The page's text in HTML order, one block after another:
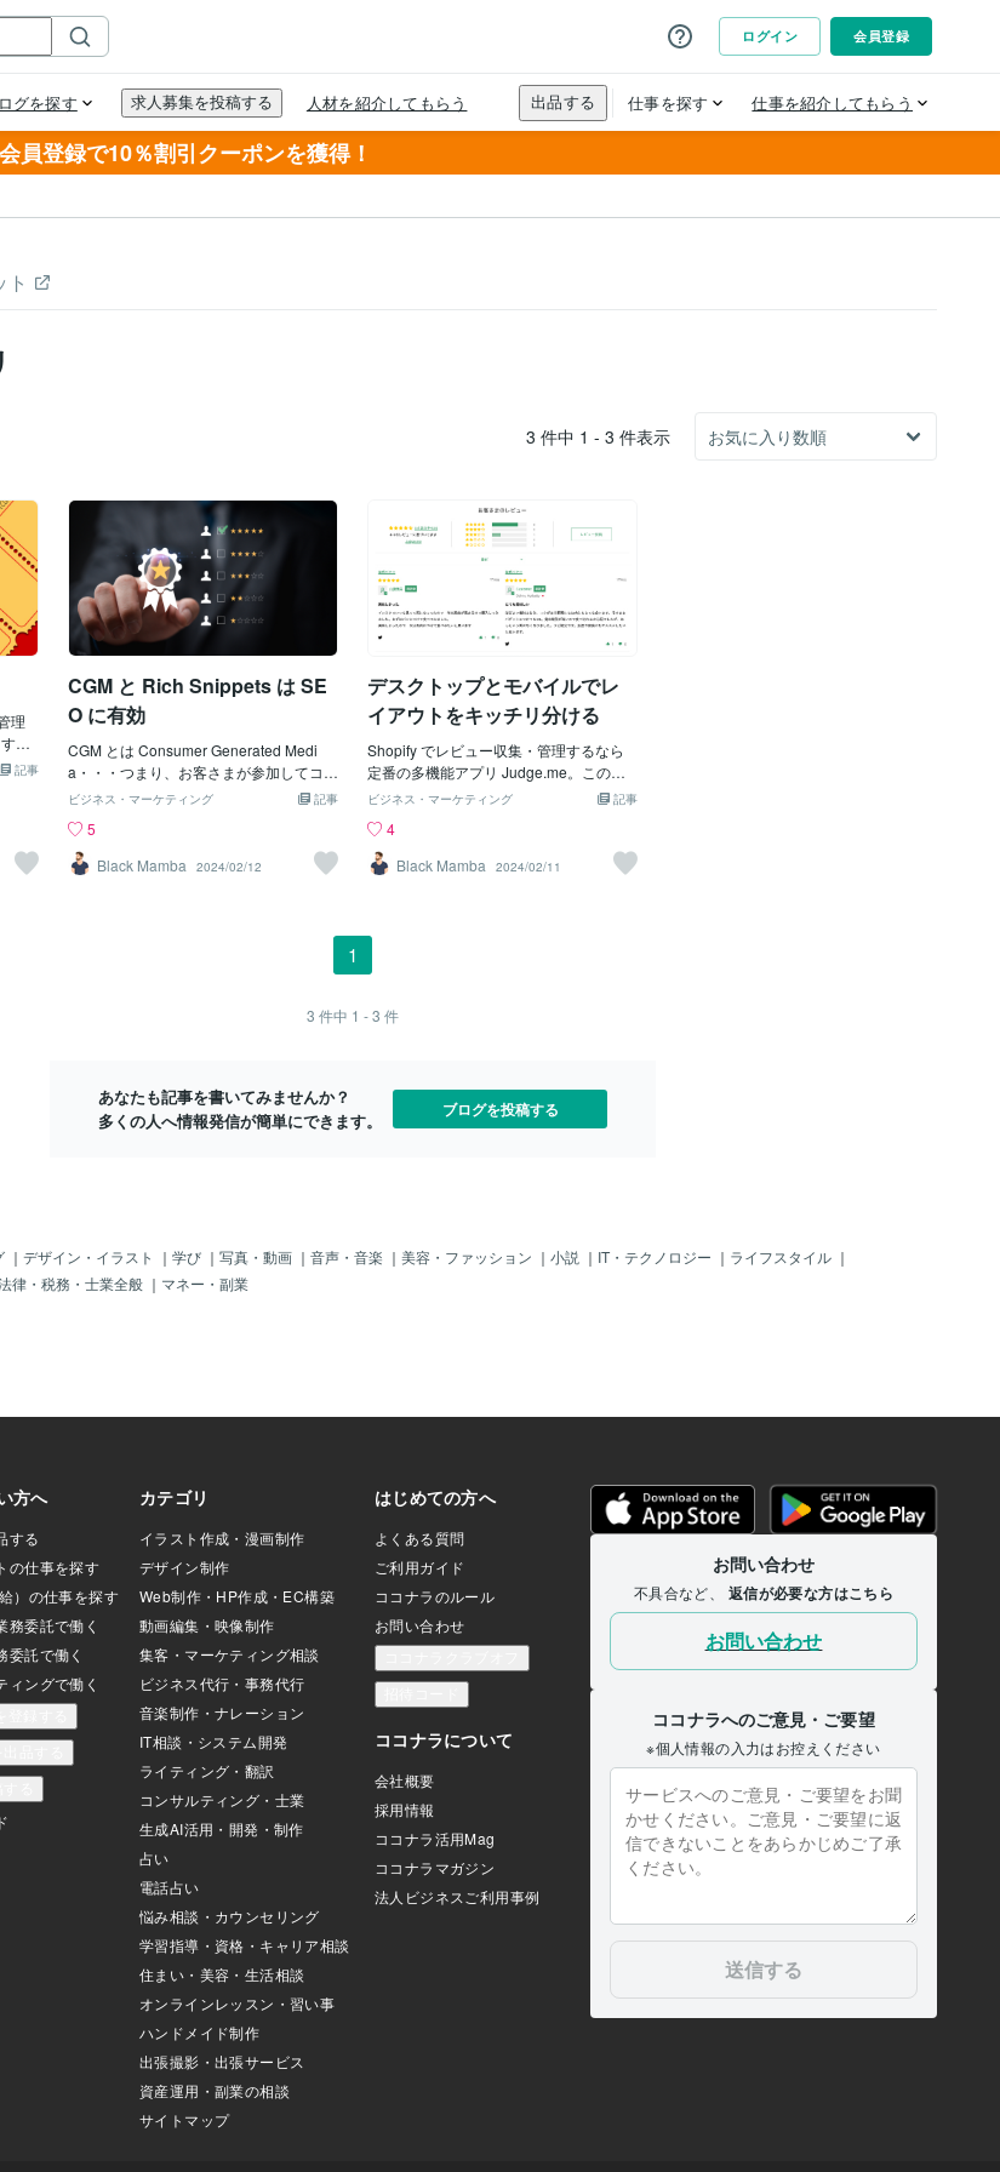
会員登録で10％割引クーポンを獲得！
3 件中 1 - 3 件表示
理
。
お
ポ
の
い
記事
CGM と Rich Snippets は SE
O に有効
CGM とは Consumer Generated Medi
a・・・つまり、お客さまが参加してコン
テンツを作っていくメディアのこと。Go
効果的とされてます。そして、Google は
Rich Snippets も高く評価します。検索結
果にも表示される ★★★★★ のことで
記事
ビジネス・マーケティング
5
Black Mamba
2024/02/12
デスクトップとモバイルでレ
イアウトをキッチリ分ける
Shopify でレビュー収集・管理するなら
定番の多機能アプリ Judge.me。この記
事で紹介するのは CSS によるレイアウト
バイルでレイアウトが同じ、上から1レビ
ューずつ表示されますが、デスクトップ
ではスカスカでちょっとカッコ悪い。そ
バイル実績：らむ亭さま
記事
ビジネス・マーケティング
4
Black Mamba
2024/02/11
1
3 件中 1 - 3 件
あなたも記事を書いてみませんか？
多くの人へ情報発信が簡単にできます。
ブログを投稿する
｜ デザイン・イラスト ｜ 学び ｜ 写真・動画 ｜ 音声・音楽 ｜ 美容・ファッション ｜ 小説 ｜ IT・テクノロジー ｜ ライフスタイル ｜
律・税務・士業全般 ｜ マネー・副業